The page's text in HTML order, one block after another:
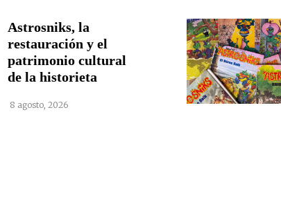
Astrosniks, la
restauración y el
patrimonio cultural
de la historieta
8 agosto, 2026